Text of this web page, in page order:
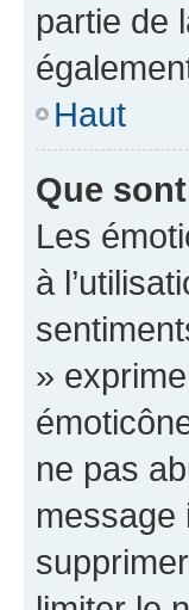
partie de
Haut
Que
Les
à
»
ne pas
message